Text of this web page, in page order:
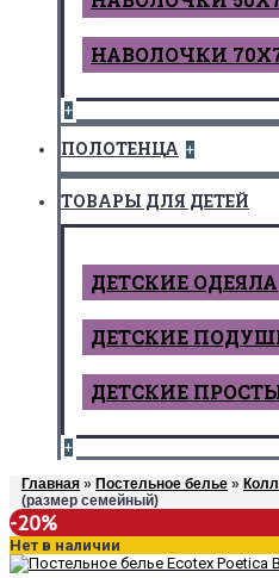
НАВОЛОЧКИ
+
ПОЛОТЕНЦА +
ТОВАРЫ ДЛЯ ДЕТЕЙ
ДЕТCКИЕ ОДЕЯЛА
ДЕТСКИЕ
ДЕТСКИЕ
+
Главная » Постельное белье »
(размер семейный)
-20%
Нет в наличии